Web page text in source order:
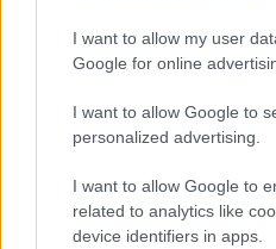
I want to allow my user
Google for online
I want to allow Google to
personalized advertising.
I want to allow Google to
related to analytics like
device identifiers in apps.
Michelle Hunziker
vivo: un amico vip
Calangianus,
accoglienza